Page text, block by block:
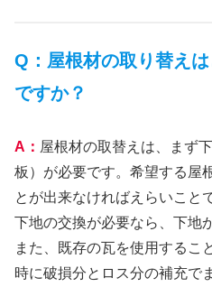
Q：屋根材の取り替え
ですか？
A： 屋根材の取替えは、まず
板）が必要です。希望する屋
とが出来なければえらいこと
下地の交換が必要なら、下地
また、既存の瓦を使用するこ
時に破損分とロス分の補充で